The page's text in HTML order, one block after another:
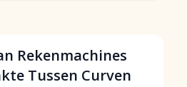
Rekenmachines
Tussen Curven